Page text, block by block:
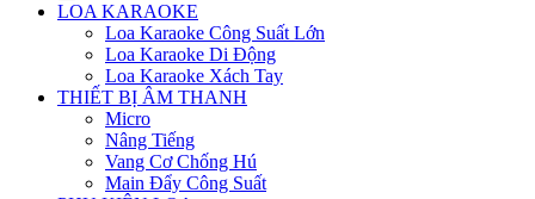
LOA KARAOKE
Loa Karaoke Công Suất Lớn
Loa Karaoke Di Động
Loa Karaoke Xách Tay
THIẾT BỊ ÂM THANH
Micro
Nâng Tiếng
Vang Cơ Chống Hú
Main Đẩy Công Suất